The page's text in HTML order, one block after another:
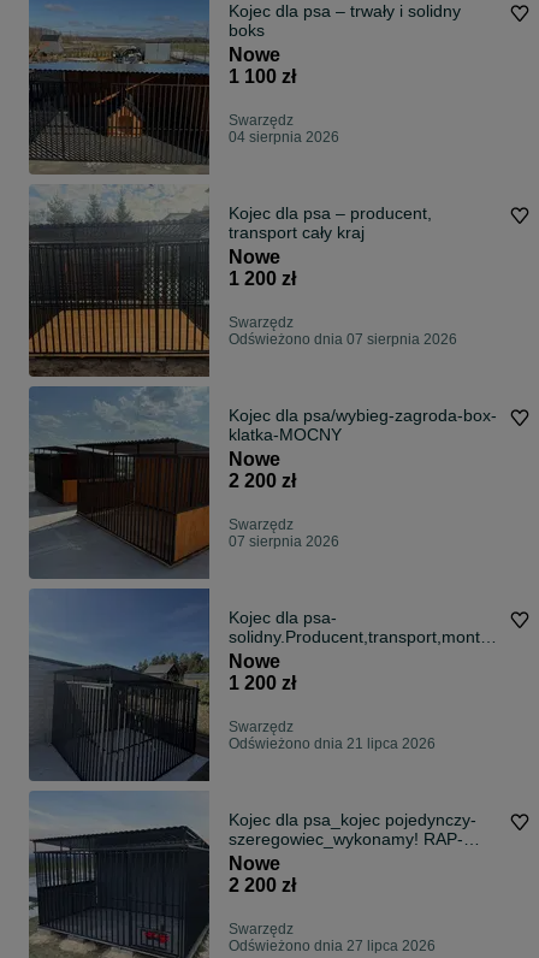
Kojec dla psa – trwały i solidny
boks
Nowe
1 100 zł
Swarzędz
04 sierpnia 2026
Kojec dla psa – producent,
transport cały kraj
Nowe
1 200 zł
Swarzędz
Odświeżono dnia 07 sierpnia 2026
Kojec dla psa/wybieg-zagroda-box-
klatka-MOCNY
Nowe
2 200 zł
Swarzędz
07 sierpnia 2026
Kojec dla psa-
solidny.Producent,transport,montaż
-w cenie.
Nowe
1 200 zł
Swarzędz
Odświeżono dnia 21 lipca 2026
Kojec dla psa_kojec pojedynczy-
szeregowiec_wykonamy! RAP-
STAL!
Nowe
2 200 zł
Swarzędz
Odświeżono dnia 27 lipca 2026